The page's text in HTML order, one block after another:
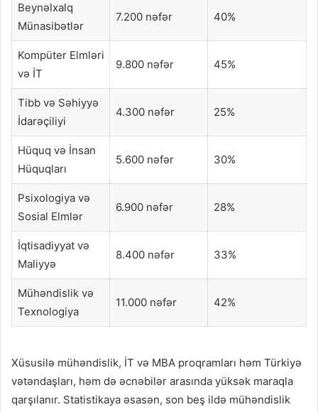
Beynəlxalq
Münasibətlər
7.200 nəfər 40%
Kompüter Elmləri
və İT
9.800 nəfər 45%
Tibb və Səhiyyə
İdarəçiliyi
4.300 nəfər 25%
Hüquq və İnsan
Hüquqları
5.600 nəfər 30%
Psixologiya və
Sosial Elmlər
6.900 nəfər 28%
İqtisadiyyat və
Maliyyə
8.400 nəfər 33%
Mühəndislik və
Texnologiya
11.000 nəfər 42%
Xüsusilə mühəndislik, İT və MBA proqramları həm Türkiyə
vətəndaşları, həm də əcnəbilər arasında yüksək maraqla
qarşılanır. Statistikaya əsasən, son beş ildə mühəndislik